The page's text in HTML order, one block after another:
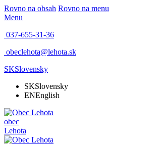
Rovno na obsah Rovno na menu
Menu
037-655-31-36
obeclehota@lehota.sk
SKSlovensky
SKSlovensky
ENEnglish
obec
Lehota